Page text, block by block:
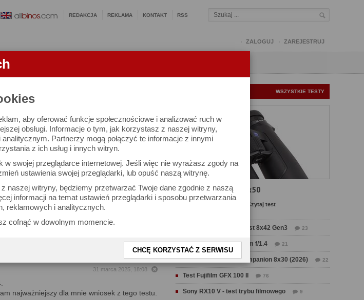
aby oferować funkcje społecznościowe i analizować ruch w
obsługi. Informacje o tym, jak korzystasz z naszej witryny,
Partnerzy mogą połączyć te informacje z innymi
z ich usług i innych witryn.
swojej przeglądarce internetowej. Jeśli więc nie wyrażasz zgody na
ustawienia swojej przeglądarki, lub opuść naszą witrynę.
naszej witryny, będziemy przetwarzać Twoje dane zgodnie z naszą
informacji na temat ustawień przeglądarki i sposobu przetwarzania
reklamowych i analitycznych.
cofnąć w dowolnym momencie.
CHCĘ KORZYSTAĆ Z SERWISU
REDAKCJA REKLAMA KONTAKT RSS
ZALOGUJ ZAREJESTRUJ
Podziel się
Komentarze: 73
NAPISZ KOMENTARZ
31 marca 2025, 18:08
najważniejszy dla mnie wniosek z tego testu.
WSZYSTKIE TESTY
Test Carl Zeiss SFL 8x50
Czytaj test
Test Delta Optical Forest 8x42 Gen3 23
Test Sirui Aurora 35 mm f/1.4 21
Test Swarovski CL Companion 8x30 (2026) 22
Test Fujifilm GFX 100 II 76
Sony RX10 V - test trybu filmowego 9